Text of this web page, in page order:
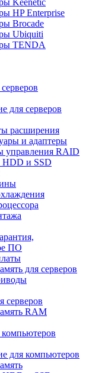
Keenetic
HP Enterprise
Brocade
Ubiquiti
TENDA
для серверов
расширения
и адаптеры
управления RAID
HDD и SSD
ПО
для серверов
серверов
RAM
для компьютеров